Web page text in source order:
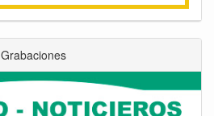
Grabaciones